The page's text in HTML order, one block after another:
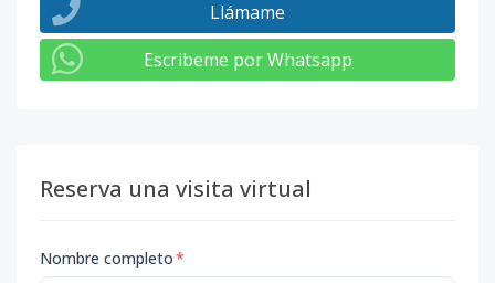
Llámame
Escribeme por Whatsapp
Reserva una visita virtual
Nombre completo*